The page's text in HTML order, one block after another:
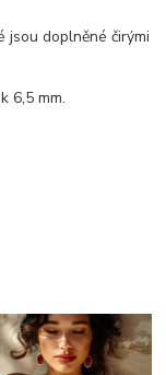
jsou doplněné čirými
6,5 mm.